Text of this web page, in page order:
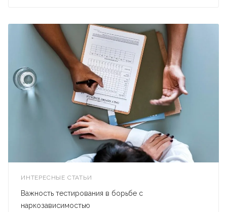
ИНТЕРЕСНЫЕ СТАТЬИ
Важность тестирования в борьбе с
наркозависимостью